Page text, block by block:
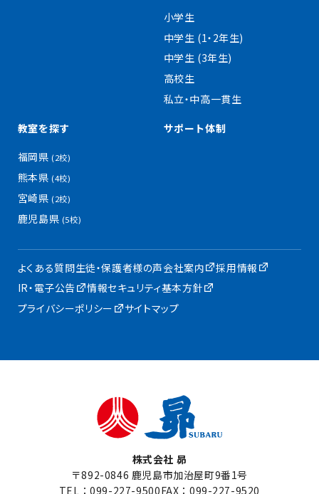
小学生
中学生 (1・2年生)
中学生 (3年生)
高校生
私立・中高一貫生
教室を探す
福岡県(2校)
熊本県(4校)
宮崎県(2校)
鹿児島県 (5校)
サポート体制
よくある質問生徒・保護者様の声会社案内
採用情報
IR・電子公告
情報セキュリティ基本方針
プライバシーポリシー
サイトマップ
株式会社 昴
〒892-0846 鹿児島市加治屋町9番1号
TEL：099-227-9500FAX：099-227-9520